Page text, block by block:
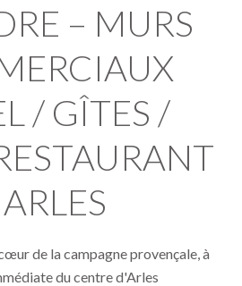
– MURS
/ GÎTES /
de la campagne provençale, à
du centre d'Arles